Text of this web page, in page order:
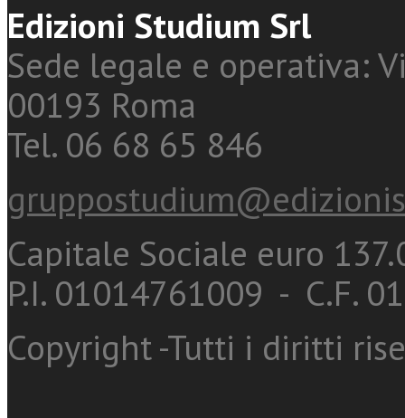
Edizioni Studium Srl
Sede legale e operativa:
00193 Roma
Tel. 06 68 65 846
Capitale Sociale euro
P.I. 01014761009 - C.F.
Copyright -Tutti i diritti